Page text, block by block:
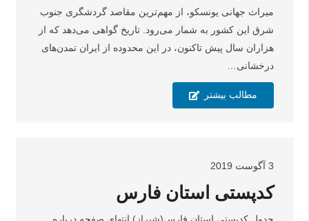
میراث جهانی یونسکو، از مهم‌ترین مقاصد گردشگری جنوب
شرق این کشور به شمار می‌رود. تاریخ گواهی می‌دهد که از
هزاران سال پیش تاکنون، در این محدوده از ایران تمدن‌های
درخشانی…
مطالب بیشتر
3 آگوست 2019
کدپستی استان فارس